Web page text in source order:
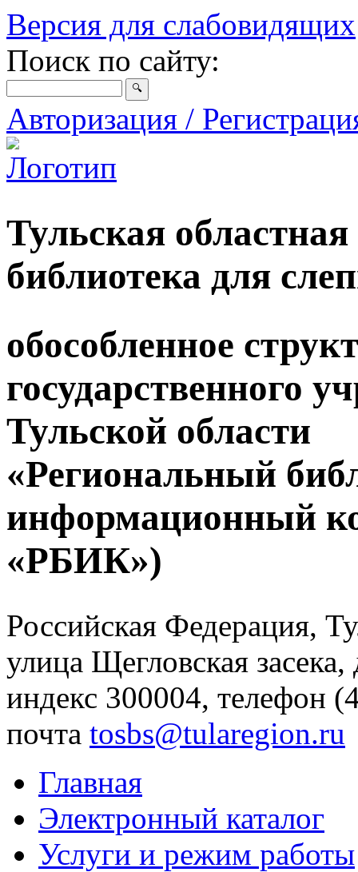
Версия для слабовидящих
Поиск по сайту:
Авторизация /
Тульская
библиотека для
обособленное
государственного
Тульской области
«Региональный
информационный
«РБИК»)
Российская Федерация,
улица Щегловская
индекс 300004, телефон
почта tosbs@tularegion.ru
Главная
Электронный каталог
Услуги и режим работы